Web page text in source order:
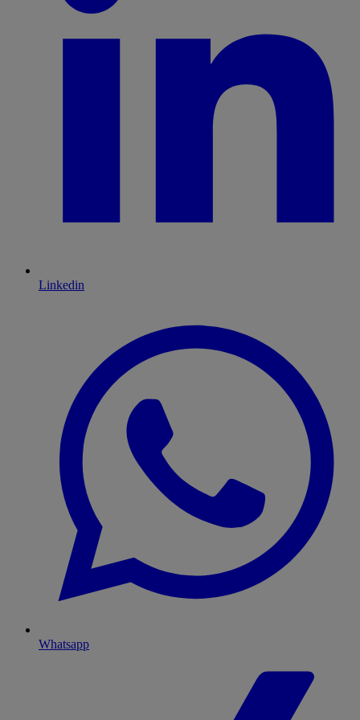
Linkedin
Whatsapp